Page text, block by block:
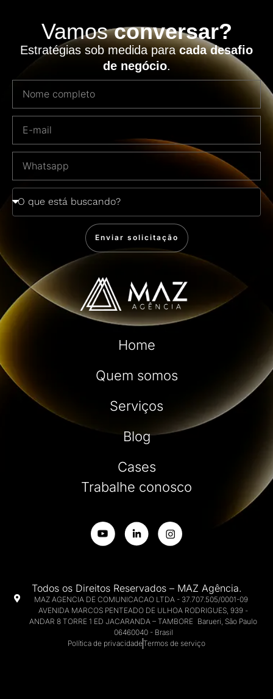
Vamosconversar?
Estratégias sob medida paracada desafio
de negócio.
Enviar solicitação
Home
Quem somos
Serviços
Blog
Cases
Trabalhe conosco
Todos os Direitos Reservados – MAZ Agência.
MAZ AGENCIA DE COMUNICACAO LTDA - 37.707.505/0001-09
AVENIDA MARCOS PENTEADO DE ULHOA RODRIGUES, 939 -
ANDAR 8 TORRE 1 ED JACARANDA – TAMBORE Barueri, São Paulo
06460040 - Brasil
Política de privacidadeTermos de serviço